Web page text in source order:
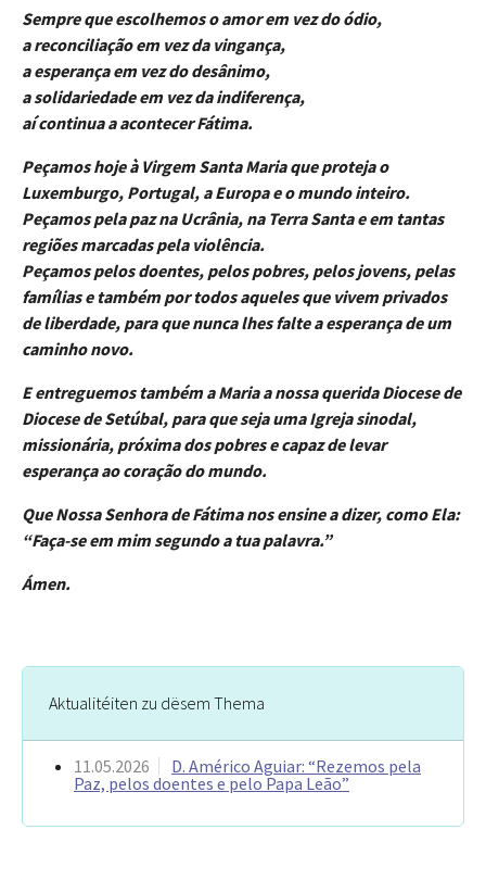
Sempre que escolhemos o amor em vez do ódio,
a reconciliação em vez da vingança,
a esperança em vez do desânimo,
a solidariedade em vez da indiferença,
aí continua a acontecer Fátima.
Peçamos hoje à Virgem Santa Maria que proteja o
Luxemburgo, Portugal, a Europa e o mundo inteiro.
Peçamos pela paz na Ucrânia, na Terra Santa e em tantas
regiões marcadas pela violência.
Peçamos pelos doentes, pelos pobres, pelos jovens, pelas
famílias e também por todos aqueles que vivem privados
de liberdade, para que nunca lhes falte a esperança de um
caminho novo.
E entreguemos também a Maria a nossa querida Diocese de
Diocese de Setúbal, para que seja uma Igreja sinodal,
missionária, próxima dos pobres e capaz de levar
esperança ao coração do mundo.
Que Nossa Senhora de Fátima nos ensine a dizer, como Ela:
“Faça-se em mim segundo a tua palavra.”
Ámen.
Aktualitéiten zu dësem Thema
11.05.2026
D. Américo Aguiar: “Rezemos pela
Paz, pelos doentes e pelo Papa Leão”